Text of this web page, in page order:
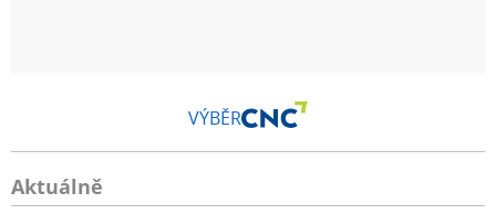
VÝBĚR
Aktuálně